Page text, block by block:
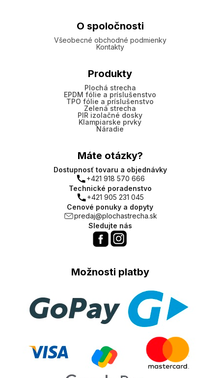
O spoločnosti
Všeobecné obchodné podmienky
Kontakty
Produkty
Plochá strecha
EPDM fólie a príslušenstvo
TPO fólie a príslušenstvo
Zelená strecha
PIR izolačné dosky
Klampiarske prvky
Náradie
Máte otázky?
Dostupnosť tovaru a objednávky
+421 918 570 666
Technické poradenstvo
+421 905 231 045
Cenové ponuky a dopyty
predaj@plochastrecha.sk
Sledujte nás
Možnosti platby